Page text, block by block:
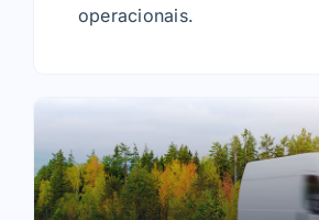
operacionais.